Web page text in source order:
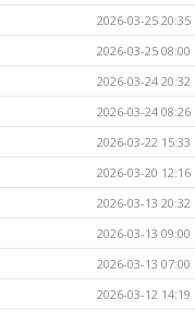
2026-03-25 20:35
2026-03-25 08:00
2026-03-24 20:32
2026-03-24 08:26
2026-03-22 15:33
2026-03-20 12:16
2026-03-13 20:32
2026-03-13 09:00
2026-03-13 07:00
2026-03-12 14:19